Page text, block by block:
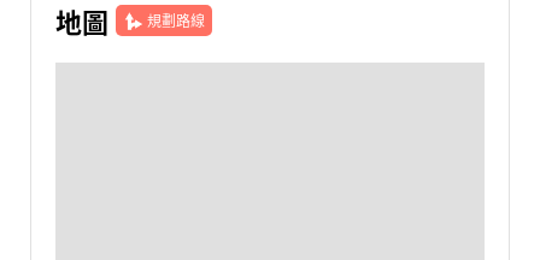
地圖 規劃路線